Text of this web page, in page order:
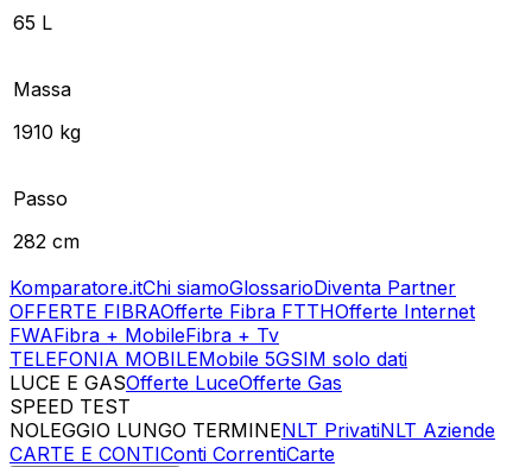
65 L
Massa
1910 kg
Passo
282 cm
Komparatore.itChi siamoGlossarioDiventa Partner
OFFERTE FIBRAOfferte Fibra FTTHOfferte Internet
FWAFibra + MobileFibra + Tv
TELEFONIA MOBILEMobile 5GSIM solo dati
LUCE E GASOfferte LuceOfferte Gas
SPEED TEST
NOLEGGIO LUNGO TERMINENLT PrivatiNLT Aziende
CARTE E CONTIConti CorrentiCarte